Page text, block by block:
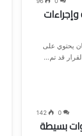
يحتوي على
قد تم…
0
142
بسيطة